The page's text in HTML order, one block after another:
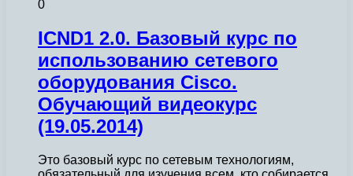
0
ICND1 2.0. Базовый курс по
использованию сетевого
оборудования Cisco.
Обучающий видеокурс
(19.05.2014)
Это базовый курс по сетевым технологиям,